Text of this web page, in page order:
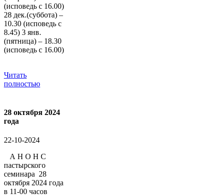
(исповедь с 16.00)
28 дек.(суббота) –
10.30 (исповедь с
8.45) 3 янв.
(пятница) – 18.30
(исповедь с 16.00)
Читать
полностью
28 октября 2024
года
22-10-2024
А Н О Н С
пастырского
семинара 28
октября 2024 года
в 11-00 часов